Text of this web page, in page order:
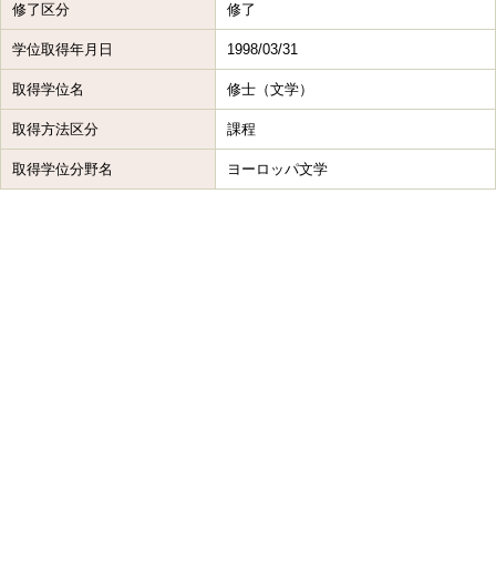
修了区分 修了
学位取得年月日 1998/03/31
取得学位名 修士（文学）
取得方法区分 課程
取得学位分野名 ヨーロッパ文学